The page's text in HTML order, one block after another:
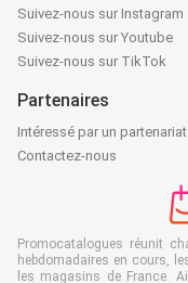
Suivez-nous sur Instagram
Suivez-nous sur Youtube
Suivez-nous sur TikTok
Partenaires
Intéressé par un partenariat
Contactez-nous
Promocatalogues réunit
hebdomadaires en cours,
les magasins de France.